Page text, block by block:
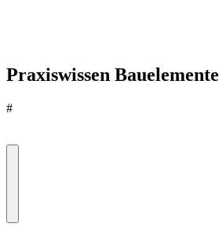
Praxiswissen Bauelemente
#